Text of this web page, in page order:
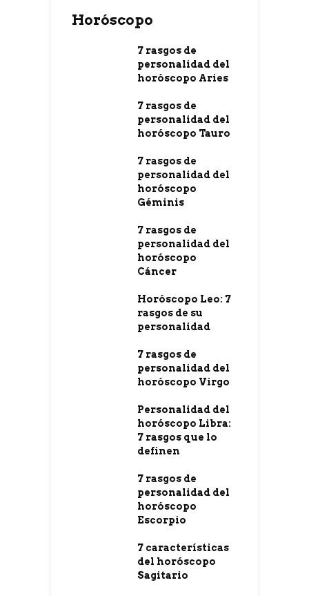
Horóscopo
7 rasgos de
personalidad del
horóscopo Aries
7 rasgos de
personalidad del
horóscopo Tauro
7 rasgos de
personalidad del
horóscopo
Géminis
7 rasgos de
personalidad del
horóscopo
Cáncer
Horóscopo Leo: 7
rasgos de su
personalidad
7 rasgos de
personalidad del
horóscopo Virgo
Personalidad del
horóscopo Libra:
7 rasgos que lo
definen
7 rasgos de
personalidad del
horóscopo
Escorpio
7 características
del horóscopo
Sagitario